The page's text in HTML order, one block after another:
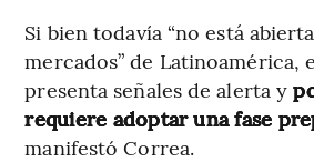
Si bien todavía “no está
mercados” de Latinoamérica,
presenta señales de alerta y
requiere adoptar una fase
manifestó Correa.